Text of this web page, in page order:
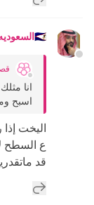
🇸🇦السعوديه🇸🇦
انا
اسبح
اليخت
ع السطح
قد
إضافة رد